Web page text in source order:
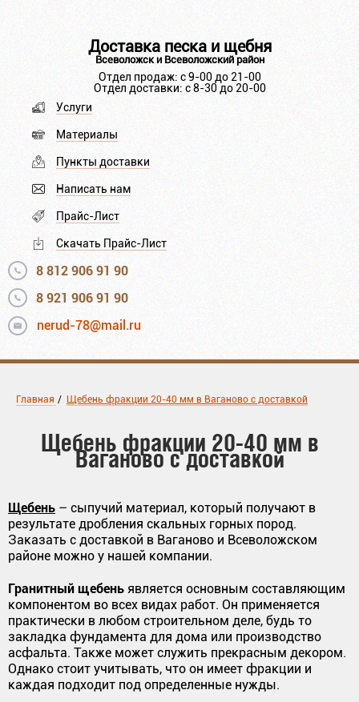
Доставка песка и щебня
Всеволожск и Всеволожский район
Отдел продаж: с 9-00 до 21-00
Отдел доставки: с 8-30 до 20-00
Услуги
Материалы
Пункты доставки
Написать нам
Прайс-Лист
Скачать Прайс-Лист
8 812 906 91 90
8 921 906 91 90
nerud-78@mail.ru
Главная / Щебень фракции 20-40 мм в Ваганово с доставкой
Щебень фракции 20-40 мм в
Ваганово с доставкой
Щебень – сыпучий материал, который получают в
результате дробления скальных горных пород.
Заказать с доставкой в Ваганово и Всеволожском
районе можно у нашей компании.
Гранитный щебень является основным составляющим
компонентом во всех видах работ. Он применяется
практически в любом строительном деле, будь то
закладка фундамента для дома или производство
асфальта. Также может служить прекрасным декором.
Однако стоит учитывать, что он имеет фракции и
каждая подходит под определенные нужды.